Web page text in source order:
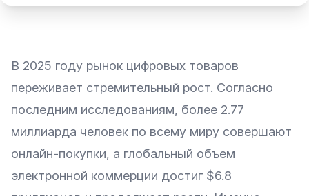
В 2025 году рынок цифровых товаров
переживает стремительный рост. Согласно
последним исследованиям, более 2.77
миллиарда человек по всему миру совершают
онлайн-покупки, а глобальный объем
электронной коммерции достиг $6.8